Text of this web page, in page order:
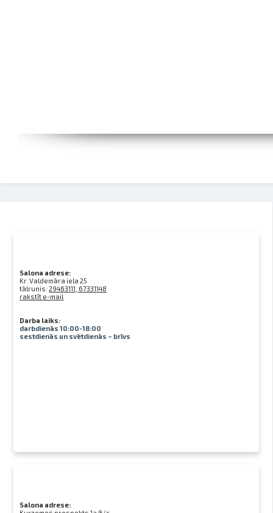
Salona adrese:
Kr. Valdemāra iela 25
tālrunis:29463111, 67331148
rakstīt e-mail
Darba laiks:
darbdienās 10:00-18:00
sestdienās un svētdienās – brīvs
Salona adrese: